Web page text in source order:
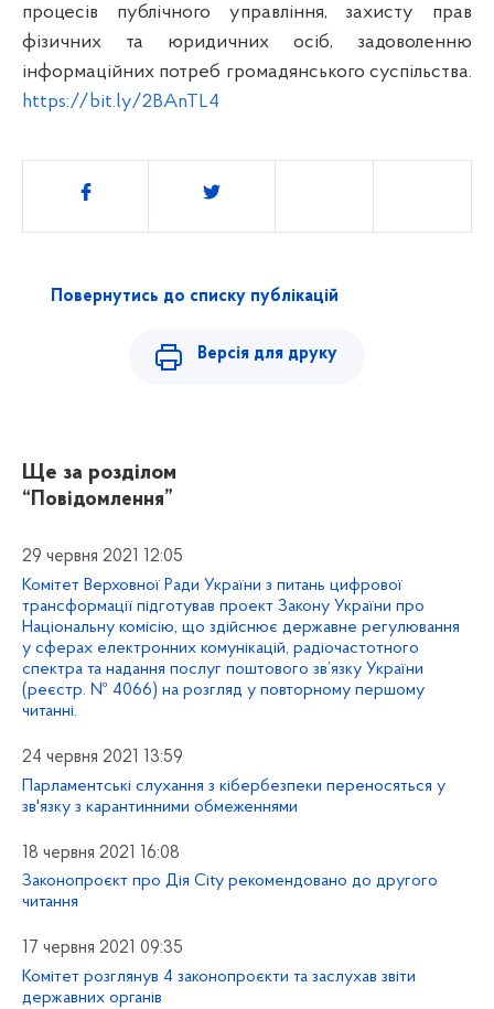
процесів публічного управління, захисту прав
фізичних та юридичних осіб, задоволенню
інформаційних потреб громадянського суспільства.
https://bit.ly/2BAnTL4
Поділитись
Повернутись до списку публікацій
Версія для друку
Ще за розділом
“Повідомлення”
29 червня 2021 12:05
Комітет Верховної Ради України з питань цифрової
трансформації підготував проект Закону України про
Національну комісію, що здійснює державне регулювання
у сферах електронних комунікацій, радіочастотного
спектра та надання послуг поштового зв’язку України
(реєстр. № 4066) на розгляд у повторному першому
читанні.
24 червня 2021 13:59
Парламентські слухання з кібербезпеки переносяться у
зв'язку з карантинними обмеженнями
18 червня 2021 16:08
Законопроєкт про Дія City рекомендовано до другого
читання
17 червня 2021 09:35
Комітет розглянув 4 законопроєкти та заслухав звіти
державних органів